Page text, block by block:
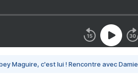
Maguire, c'est lui ! Rencontre avec